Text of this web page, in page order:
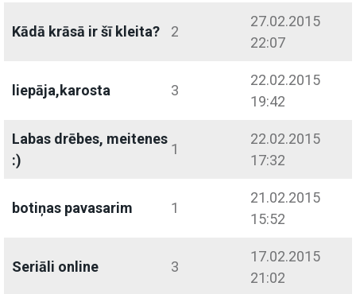
Kādā krāsā ir šī kleita? 2
27.02.2015
22:07
liepāja,karosta 3
22.02.2015
19:42
Labas drēbes, meitenes
:)
1
22.02.2015
17:32
botiņas pavasarim 1
21.02.2015
15:52
Seriāli online 3
17.02.2015
21:02